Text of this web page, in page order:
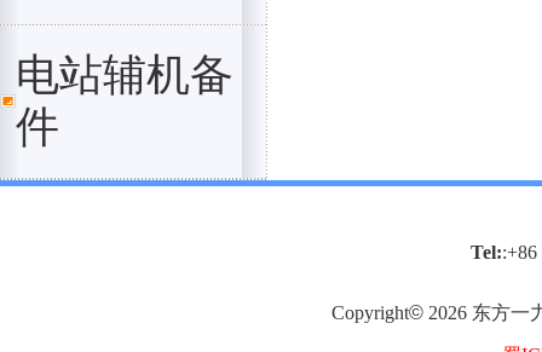
电站辅机备
件
Tel::+86
Copyright© 2026 东方一